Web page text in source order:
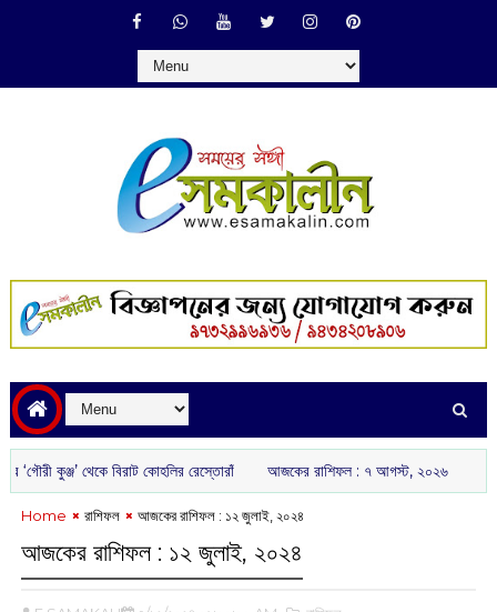
থেকে বিরাট কোহলির রেস্তোরাঁ আজকের রাশিফল :‌ ‌‌৭ আগস্ট, ২০২৬ অন্নপূর্ণা
Home রাশিফল আজকের রাশিফল : ১২ জুলাই, ২০২৪
আজকের রাশিফল : ১২ জুলাই, ২০২৪